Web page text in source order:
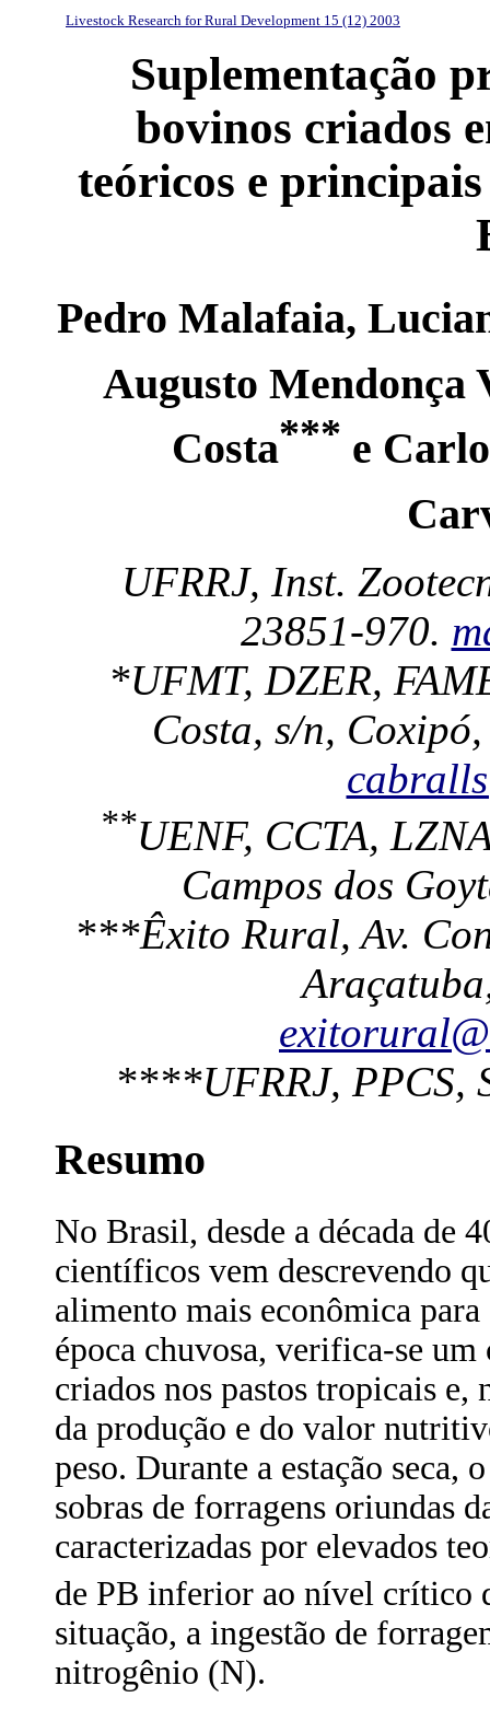
Livestock Research for Rural Development 15 (12) 2003
Suplementação
bovinos criados
teóricos e
Pedro Malafaia,
Augusto Mendonça
Costa*** e
UFRRJ, Inst.
23851-970.
*UFMT, DZER,
Costa, s/n,
**UENF, CCTA,
Campos dos
***Êxito Rural, Av.
****UFRRJ, PPCS,
Resumo
No Brasil, desde a década de
científicos vem descrevendo
alimento mais econômica
época chuvosa, verifica-se
criados nos pastos tropicais e,
da produção e do valor
peso. Durante a estação seca,
sobras de forragens oriundas
caracterizadas por elevados
de PB inferior ao nível crítico
situação, a ingestão de
nitrogênio (N).